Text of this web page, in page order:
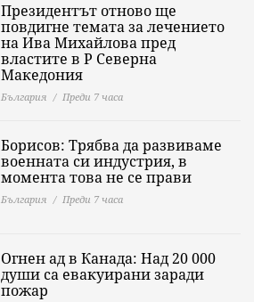
Президентът отново ще
повдигне темата за лечението
на Ива Михайлова пред
властите в Р Северна
Македония
България Преди 7 часа
Борисов: Трябва да развиваме
военната си индустрия, в
момента това не се прави
България Преди 7 часа
Огнен ад в Канада: Над 20 000
души са евакуирани заради
пожар